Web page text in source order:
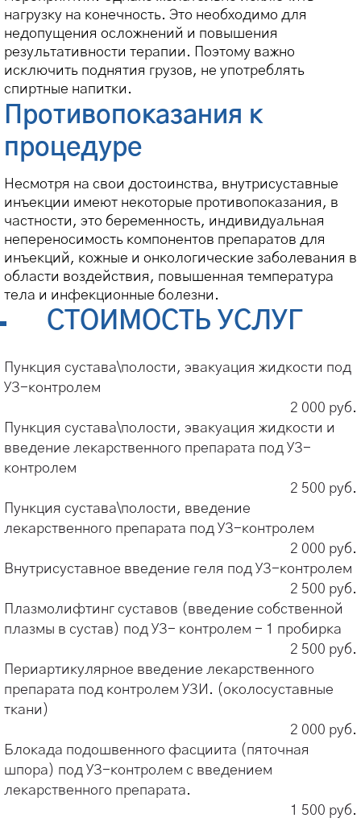
нагрузку на конечность. Это необходимо для
недопущения осложнений и повышения
результативности терапии. Поэтому важно
исключить поднятия грузов, не употреблять
спиртные напитки.
Противопоказания к
процедуре
Несмотря на свои достоинства, внутрисуставные
инъекции имеют некоторые противопоказания, в
частности, это беременность, индивидуальная
непереносимость компонентов препаратов для
инъекций, кожные и онкологические заболевания в
области воздействия, повышенная температура
тела и инфекционные болезни.
СТОИМОСТЬ УСЛУГ
Пункция сустава\полости, эвакуация жидкости под
УЗ-контролем
2 000 руб.
Пункция сустава\полости, эвакуация жидкости и
введение лекарственного препарата под УЗ-
контролем
2 500 руб.
Пункция сустава\полости, введение
лекарственного препарата под УЗ-контролем
2 000 руб.
Внутрисуставное введение геля под УЗ-контролем
2 500 руб.
Плазмолифтинг суставов (введение собственной
плазмы в сустав) под УЗ- контролем - 1 пробирка
2 500 руб.
Периартикулярное введение лекарственного
препарата под контролем УЗИ. (околосуставные
ткани)
2 000 руб.
Блокада подошвенного фасциита (пяточная
шпора) под УЗ-контролем с введением
лекарственного препарата.
1 500 руб.